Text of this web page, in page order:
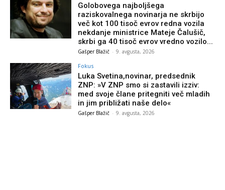
Golobovega najboljšega
raziskovalnega novinarja ne skrbijo
več kot 100 tisoč evrov redna vozila
nekdanje ministrice Mateje Čalušič,
skrbi ga 40 tisoč evrov vredno vozilo...
Gašper Blažič - 9. avgusta, 2026
Fokus
Luka Svetina,novinar, predsednik
ZNP: »V ZNP smo si zastavili izziv:
med svoje člane pritegniti več mladih
in jim približati naše delo«
Gašper Blažič - 9. avgusta, 2026